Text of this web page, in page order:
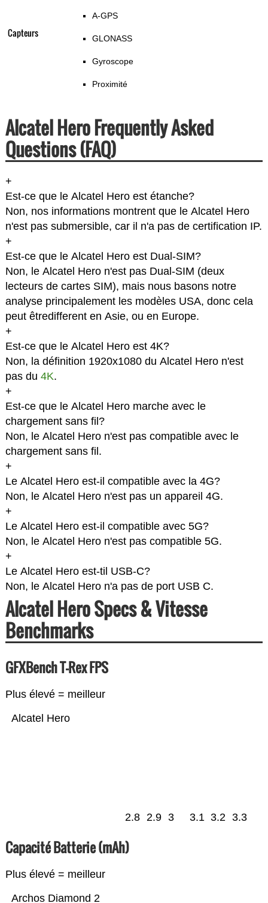
Capteurs
A-GPS
GLONASS
Gyroscope
Proximité
Alcatel Hero Frequently Asked
Questions (FAQ)
+
Est-ce que le Alcatel Hero est étanche?
Non, nos informations montrent que le Alcatel Hero
n'est pas submersible, car il n'a pas de certification IP.
+
Est-ce que le Alcatel Hero est Dual-SIM?
Non, le Alcatel Hero n'est pas Dual-SIM (deux
lecteurs de cartes SIM), mais nous basons notre
analyse principalement les modèles USA, donc cela
peut êtredifferent en Asie, ou en Europe.
+
Est-ce que le Alcatel Hero est 4K?
Non, la définition 1920x1080 du Alcatel Hero n'est
pas du 4K.
+
Est-ce que le Alcatel Hero marche avec le
chargement sans fil?
Non, le Alcatel Hero n'est pas compatible avec le
chargement sans fil.
+
Le Alcatel Hero est-il compatible avec la 4G?
Non, le Alcatel Hero n'est pas un appareil 4G.
+
Le Alcatel Hero est-il compatible avec 5G?
Non, le Alcatel Hero n'est pas compatible 5G.
+
Le Alcatel Hero est-til USB-C?
Non, le Alcatel Hero n'a pas de port USB C.
Alcatel Hero Specs & Vitesse
Benchmarks
GFXBench T-Rex FPS
Plus élevé = meilleur
Alcatel Hero
2.8 2.9 3 3.1 3.2 3.3
Capacité Batterie (mAh)
Plus élevé = meilleur
Archos Diamond 2